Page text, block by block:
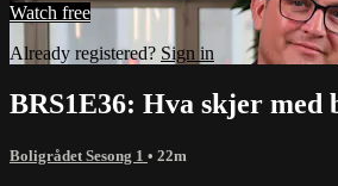
Watch free
Already registered? Sign in
BRS1E36: Hva skjer med
Boligrådet Sesong 1 • 22m